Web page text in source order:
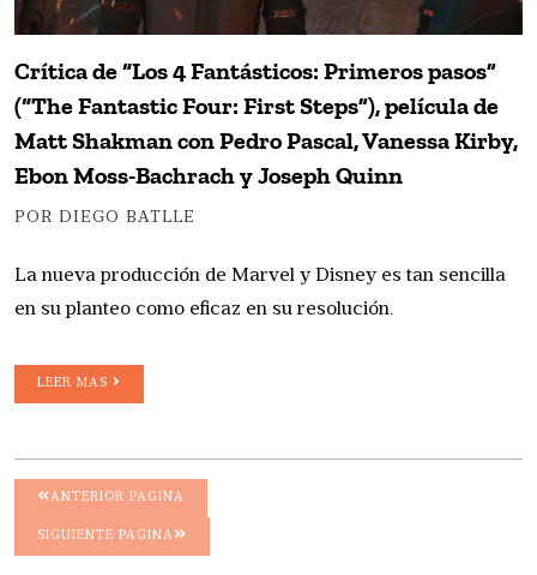
Crítica de “Los 4 Fantásticos: Primeros pasos”
(“The Fantastic Four: First Steps”), película de
Matt Shakman con Pedro Pascal, Vanessa Kirby,
Ebon Moss-Bachrach y Joseph Quinn
POR DIEGO BATLLE
La nueva producción de Marvel y Disney es tan sencilla
en su planteo como eficaz en su resolución.
LEER MAS
ANTERIOR PAGINA
SIGUIENTE PAGINA